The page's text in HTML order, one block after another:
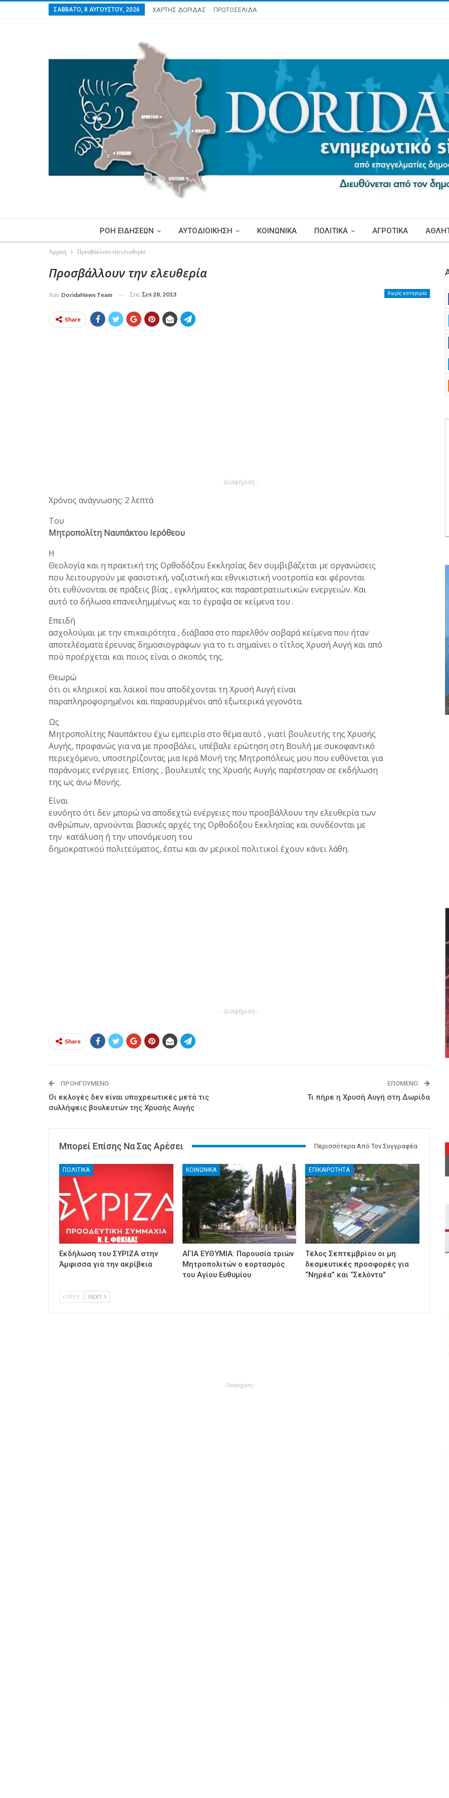
ΣΆΒΒΑΤΟ, 8 ΑΥΓΟΎΣΤΟΥ, 2026 ΧΑΡΤΗΣ ΔΩΡΙΔΑΣ ΠΡΩΤΟΣΕΛΙΔΑ
ΡΟΗ ΕΙΔΗΣΕΩΝ ΑΥΤΟΔΙΟΙΚΗΣΗ ΚΟΙΝΩΝΙΚΑ ΠΟΛΙΤΙΚΑ ΑΓΡΟΤΙΚΑ
Αρχική Προσβάλλουν την ελευθερία
Προσβάλλουν την ελευθερία
Χωρίς κατηγορία
Από DoridaNews Team Στις Σεπ 28, 2013
Share
- Διαφήμιση -
Χρόνος ανάγνωσης: 2 λεπτά
Του
Μητροπολίτη Ναυπάκτου Ιερόθεου
Η
Θεολογία και η πρακτική της Ορθοδόξου Εκκλησίας δεν συμβιβάζεται με οργανώσεις
που λειτουργούν με φασιστική, ναζιστική και εθνικιστική νοοτροπία και φέρονται
ότι ευθύνονται σε πράξεις βίας , εγκλήματος και παραστρατιωτικών ενεργειών. Και
αυτό το δήλωσα επανειλημμένως και το έγραψα σε κείμενα του .
Επειδή
ασχολούμαι με την επικαιρότητα , διάβασα στο παρελθόν σοβαρά κείμενα που ήταν
αποτελέσματα έρευνας δημοσιογράφων για το τι σημαίνει ο τίτλος Χρυσή Αυγή και από
πού προέρχεται και ποιος είναι ο σκοπός της.
Θεωρώ
ότι οι κληρικοί και λαϊκοί που αποδέχονται τη Χρυσή Αυγή είναι
παραπληροφορημένοι και παρασυρμένοι από εξωτερικά γεγονότα.
Ως
Μητροπολίτης Ναυπάκτου έχω εμπειρία στο θέμα αυτό , γιατί βουλευτής της Χρυσής
Αυγής, προφανώς για να με προσβάλει, υπέβαλε ερώτηση στη Βουλή με συκοφαντικό
περιεχόμενο, υποστηρίζοντας μια Ιερά Μονή της Μητροπόλεως μου που ευθύνεται για
παράνομες ενέργειες. Επίσης , βουλευτές της Χρυσής Αυγής παρέστησαν σε εκδήλωση
της ως άνω Μονής.
Είναι
ευνόητο ότι δεν μπορώ να αποδεχτώ ενέργειες που προσβάλλουν την ελευθερία των
ανθρώπων, αρνούνται βασικές αρχές της Ορθοδόξου Εκκλησίας και συνδέονται με
την κατάλυση ή την υπονόμευση του
δημοκρατικού πολιτεύματος, έστω και αν μερικοί πολιτικοί έχουν κάνει λάθη.
- Διαφήμιση -
Share
ΠΡΟΗΓΟΎΜΕΝΟ
Οι εκλογές δεν είναι υποχρεωτικές μετά τις
συλλήψεις βουλευτών της Χρυσής Αυγής
ΕΠΌΜΕΝΟ
Τι πήρε η Χρυσή Αυγή στη Δωρίδα
Μπορεί Επίσης Να Σας Αρέσει Περισσότερα Από Τον Συγγραφέα
ΠΟΛΙΤΙΚΑ
Εκδήλωση του ΣΥΡΙΖΑ στην
Άμφισσα για την ακρίβεια
ΚΟΙΝΩΝΙΚΑ
ΑΓΙΑ ΕΥΘΥΜΙΑ: Παρουσία τριών
Μητροπολιτών ο εορτασμός
του Αγίου Ευθυμίου
ΕΠΙΚΑΙΡΟΤΗΤΑ
Τέλος Σεπτεμβρίου οι μη
δεσμευτικές προσφορές για
“Νηρέα” και “Σελόντα”
PREV NEXT
- Διαφήμιση -